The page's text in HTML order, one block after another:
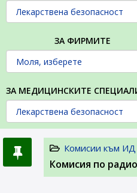
ЗА ФИРМИТЕ
ЗА МЕДИЦИНСКИТЕ
Комисии към
Комисия по